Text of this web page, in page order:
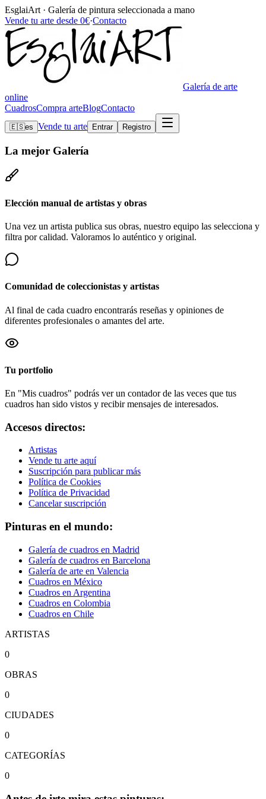
EsglaiArt · Galería de pintura seleccionada a mano
Vende tu arte desde 0€·Contacto
Galería de arte
online
CuadrosCompra arteBlogContacto
🇪🇸es Vende tu arte Entrar Registro
La mejor Galería
Elección manual de artistas y obras
Una vez un artista publica sus obras, nuestro equipo las selecciona y
filtra por calidad. Valoramos lo auténtico y original.
Comunidad de coleccionistas y artistas
Al final de cada cuadro encontrarás reseñas y opiniones de
diferentes profesionales o amantes del arte.
Tu portfolio
En "Mis cuadros" podrás ver un contador de las veces que tus
cuadros han sido vistos y recibir mensajes de interesados.
Accesos directos:
Artistas
Vende tu arte aquí
Suscripción para publicar más
Política de Cookies
Política de Privacidad
Cancelar suscripción
Pinturas en el mundo:
Galería de cuadros en Madrid
Galería de cuadros en Barcelona
Galería de arte en Valencia
Cuadros en México
Cuadros en Argentina
Cuadros en Colombia
Cuadros en Chile
ARTISTAS
0
OBRAS
0
CIUDADES
0
CATEGORÍAS
0